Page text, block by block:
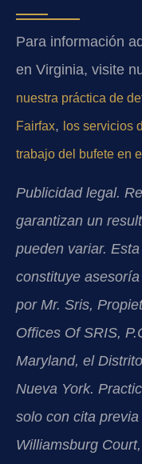
Para información
en Virginia, visite
nuestra práctica de
Fairfax, los servicios
trabajo del bufete en
Publicidad legal.
garantizan un
pueden variar.
constituye
por Mr. Sris,
Offices Of SRIS,
Maryland, el
Nueva York.
solo con cita
Williamsburg